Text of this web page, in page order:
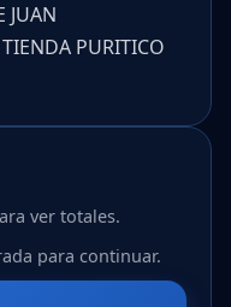
JUAN
PURITICO
ver totales.
para continuar.